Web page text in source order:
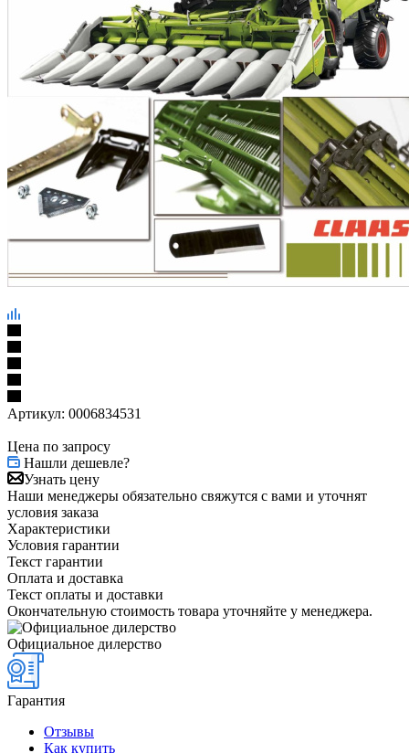
Артикул: 0006834531
Цена по запросу
Нашли дешевле?
Узнать цену
Наши менеджеры обязательно свяжутся с вами и уточнят
условия заказа
Характеристики
Условия гарантии
Текст гарантии
Оплата и доставка
Текст оплаты и доставки
Окончательную стоимость товара уточняйте у менеджера.
Официальное дилерство
Гарантия
Отзывы
Как купить